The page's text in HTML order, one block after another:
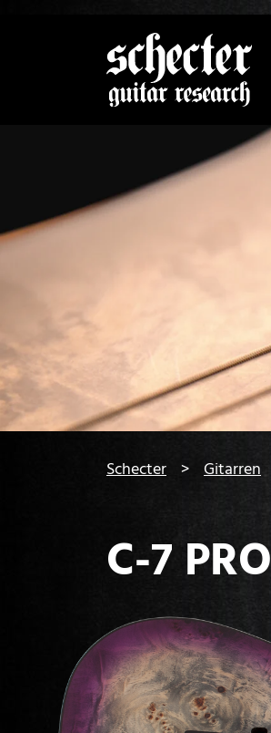
Schecter Gitarren
C-7 PRO